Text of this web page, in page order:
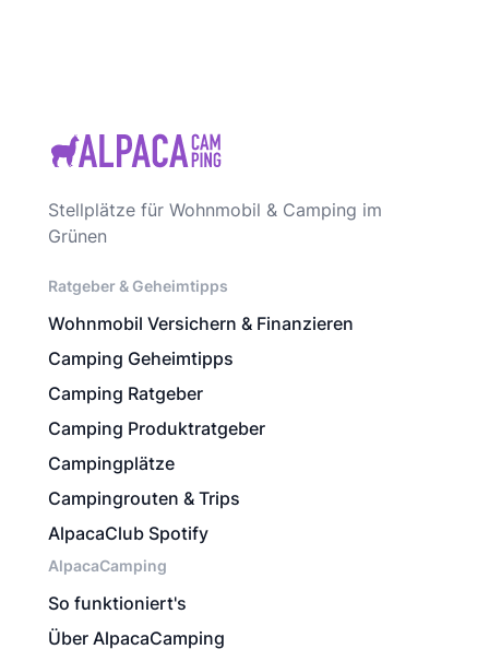
Stellplätze für Wohnmobil & Camping im
Grünen
Ratgeber & Geheimtipps
Wohnmobil Versichern & Finanzieren
Camping Geheimtipps
Camping Ratgeber
Camping Produktratgeber
Campingplätze
Campingrouten & Trips
AlpacaClub Spotify
AlpacaCamping
So funktioniert's
Über AlpacaCamping